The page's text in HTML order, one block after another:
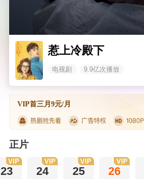
惹上冷殿下
电视剧 9.9亿次播放
VIP首三月9元/月
正片
23
VIP
24
VIP
25
VIP
26
VIP